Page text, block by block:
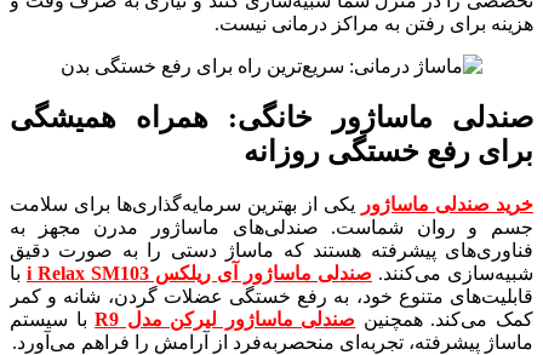
هزینه برای رفتن به مراکز درمانی نیست.
صندلی ماساژور خانگی: همراه همیشگی
برای رفع خستگی روزانه
خرید صندلی ماساژور
یکی از بهترین سرمایه‌گذاری‌ها برای سلامت
جسم و روان شماست. صندلی‌های ماساژور مدرن مجهز به
فناوری‌های پیشرفته هستند که ماساژ دستی را به صورت دقیق
شبیه‌سازی می‌کنند. صندلی ماساژور آی ریلکس i Relax SM103
با
قابلیت‌های متنوع خود، به رفع خستگی عضلات گردن، شانه و کمر
کمک می‌کند. همچنین صندلی ماساژور لیرکن مدل R9
با سیستم
ماساژ پیشرفته، تجربه‌ای منحصربه‌فرد از آرامش را فراهم می‌آورد.